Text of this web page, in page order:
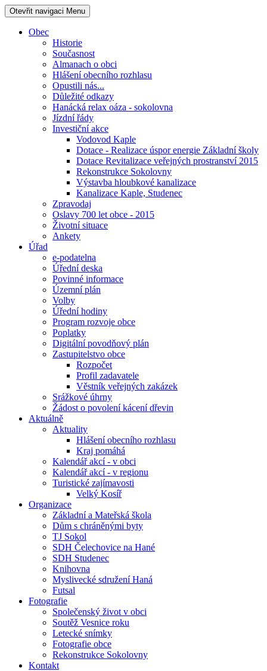
Otevřit navigaci Menu
Obec
Historie
Současnost
Almanach o obci
Hlášení obecního rozhlasu
Opustili nás...
Důležité odkazy
Hanácká relax oáza - sokolovna
Jízdní řády
Investiční akce
Vodovod Kaple
Dotace - Realizace úspor energie Základní školy
Dotace Revitalizace veřejných prostranství 2015
Rekonstrukce Sokolovny
Výstavba hloubkové kanalizace
Kanalizace Kaple, Studenec
Zpravodaj
Oslavy 700 let obce - 2015
Životní situace
Ankety
Úřad
e-podatelna
Úřední deska
Povinné informace
Územní plán
Volby
Úřední hodiny
Program rozvoje obce
Poplatky
Digitální povodňový plán
Zastupitelstvo obce
Rozpočet
Profil zadavatele
Věstník veřejných zakázek
Srážkové úhrny
Žádost o povolení kácení dřevin
Aktuálně
Aktuality
Hlášení obecního rozhlasu
Kraj pomáhá
Kalendář akcí - v obci
Kalendář akcí - v regionu
Turistické zajímavosti
Velký Kosíř
Organizace
Základní a Mateřská škola
Dům s chráněnými byty
TJ Sokol
SDH Čelechovice na Hané
SDH Studenec
Knihovna
Myslivecké sdružení Haná
Futsal
Fotografie
Společenský život v obci
Soutěž Vesnice roku
Letecké snímky
Fotografie obce
Rekonstrukce Sokolovny
Kontakt